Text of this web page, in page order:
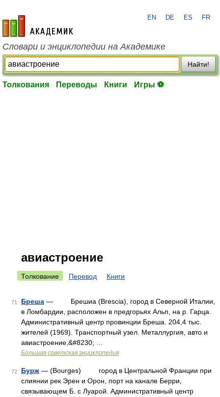
academic.ru
EN DE ES FR
Словари и энциклопедии на Академике
Найти!
Толкования Переводы Книги Игры ⚽
авиастроение
Толкование Перевод Книги
71 Бреша — Брешиа (Brescia), город в Северной Италии,
в Ломбардии, расположен в предгорьях Альп, на р. Гарца.
Административный центр провинции Бреша. 204,4 тыс.
жителей (1969). Транспортный узел. Металлургия, авто и
авиастроение,&#8230; …
Большая советская энциклопедия
72 Бурж — (Bourges) город в Центральной Франции при
слиянии рек Эрен и Орон, порт на канале Берри,
связывающем Б. с Луарой. Административный центр